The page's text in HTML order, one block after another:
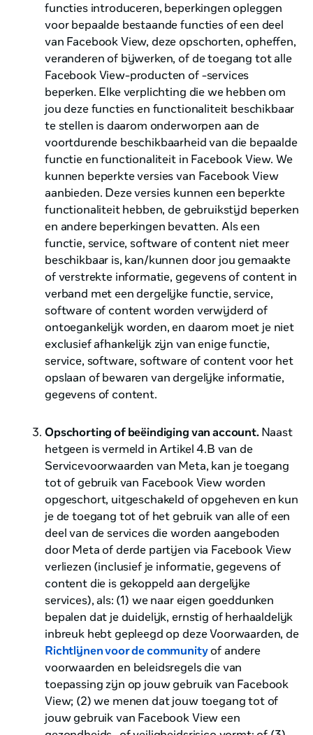
functies introduceren, beperkingen opleggen
voor bepaalde bestaande functies of een deel
van Facebook View, deze opschorten, opheffen,
veranderen of bijwerken, of de toegang tot alle
Facebook View-producten of -services
beperken. Elke verplichting die we hebben om
jou deze functies en functionaliteit beschikbaar
te stellen is daarom onderworpen aan de
voortdurende beschikbaarheid van die bepaalde
functie en functionaliteit in Facebook View. We
kunnen beperkte versies van Facebook View
aanbieden. Deze versies kunnen een beperkte
functionaliteit hebben, de gebruikstijd beperken
en andere beperkingen bevatten. Als een
functie, service, software of content niet meer
beschikbaar is, kan/kunnen door jou gemaakte
of verstrekte informatie, gegevens of content in
verband met een dergelijke functie, service,
software of content worden verwijderd of
ontoegankelijk worden, en daarom moet je niet
exclusief afhankelijk zijn van enige functie,
service, software, software of content voor het
opslaan of bewaren van dergelijke informatie,
gegevens of content.
Opschorting of beëindiging van account. Naast
hetgeen is vermeld in Artikel 4.B van de
Servicevoorwaarden van Meta, kan je toegang
tot of gebruik van Facebook View worden
opgeschort, uitgeschakeld of opgeheven en kun
je de toegang tot of het gebruik van alle of een
deel van de services die worden aangeboden
door Meta of derde partijen via Facebook View
verliezen (inclusief je informatie, gegevens of
content die is gekoppeld aan dergelijke
services), als: (1) we naar eigen goeddunken
bepalen dat je duidelijk, ernstig of herhaaldelijk
inbreuk hebt gepleegd op deze Voorwaarden, de
Richtlijnen voor de communityof andere
voorwaarden en beleidsregels die van
toepassing zijn op jouw gebruik van Facebook
View; (2) we menen dat jouw toegang tot of
jouw gebruik van Facebook View een